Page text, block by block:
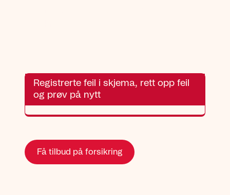
Registrerte feil i skjema, rett opp feil
og prøv på nytt
Få tilbud på forsikring